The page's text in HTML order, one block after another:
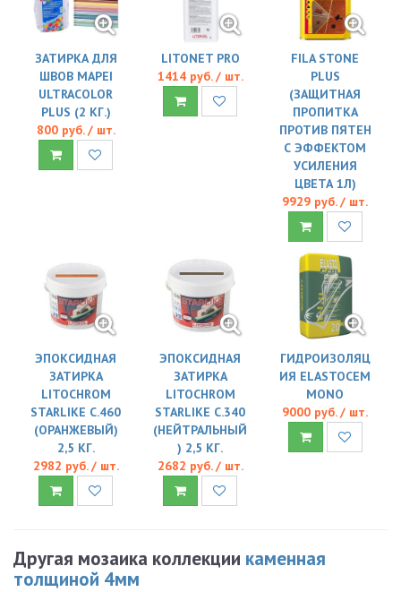
ЗАТИРКА ДЛЯ
ШВОВ MAPEI
ULTRACOLOR
PLUS (2 КГ.)
800 руб. / шт.
LITONET PRO
1414 руб. / шт.
FILA STONE
PLUS
(ЗАЩИТНАЯ
ПРОПИТКА
ПРОТИВ ПЯТЕН
С ЭФФЕКТОМ
УСИЛЕНИЯ
ЦВЕТА 1Л)
9929 руб. / шт.
ЭПОКСИДНАЯ
ЗАТИРКА
LITOCHROM
STARLIKE C.460
(ОРАНЖЕВЫЙ)
2,5 КГ.
2982 руб. / шт.
ЭПОКСИДНАЯ
ЗАТИРКА
LITOCHROM
STARLIKE C.340
(НЕЙТРАЛЬНЫЙ
) 2,5 КГ.
2682 руб. / шт.
ГИДРОИЗОЛЯЦ
ИЯ ELASTOCEM
MONO
9000 руб. / шт.
Другая мозаика коллекции каменная
толщиной 4мм